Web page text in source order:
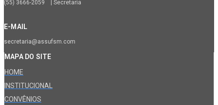
(55) 3666-2059 | Secretaria
E-MAIL
secretaria@assufsm.com
MAPA DO SITE
HOME
INSTITUCIONAL
CONVÊNIOS